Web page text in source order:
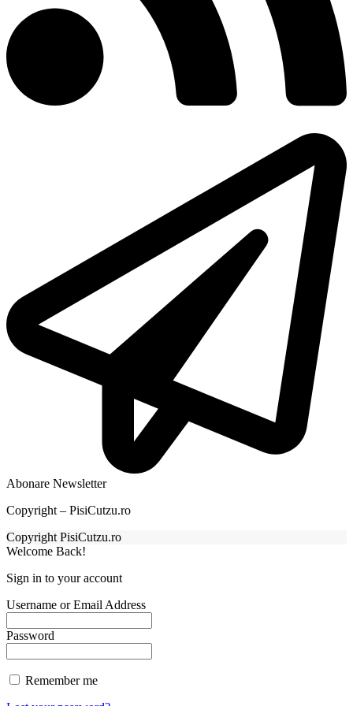
Abonare Newsletter
Copyright – PisiCutzu.ro
Copyright PisiCutzu.ro
Welcome Back!
Sign in to your account
Username or Email Address
Password
Remember me